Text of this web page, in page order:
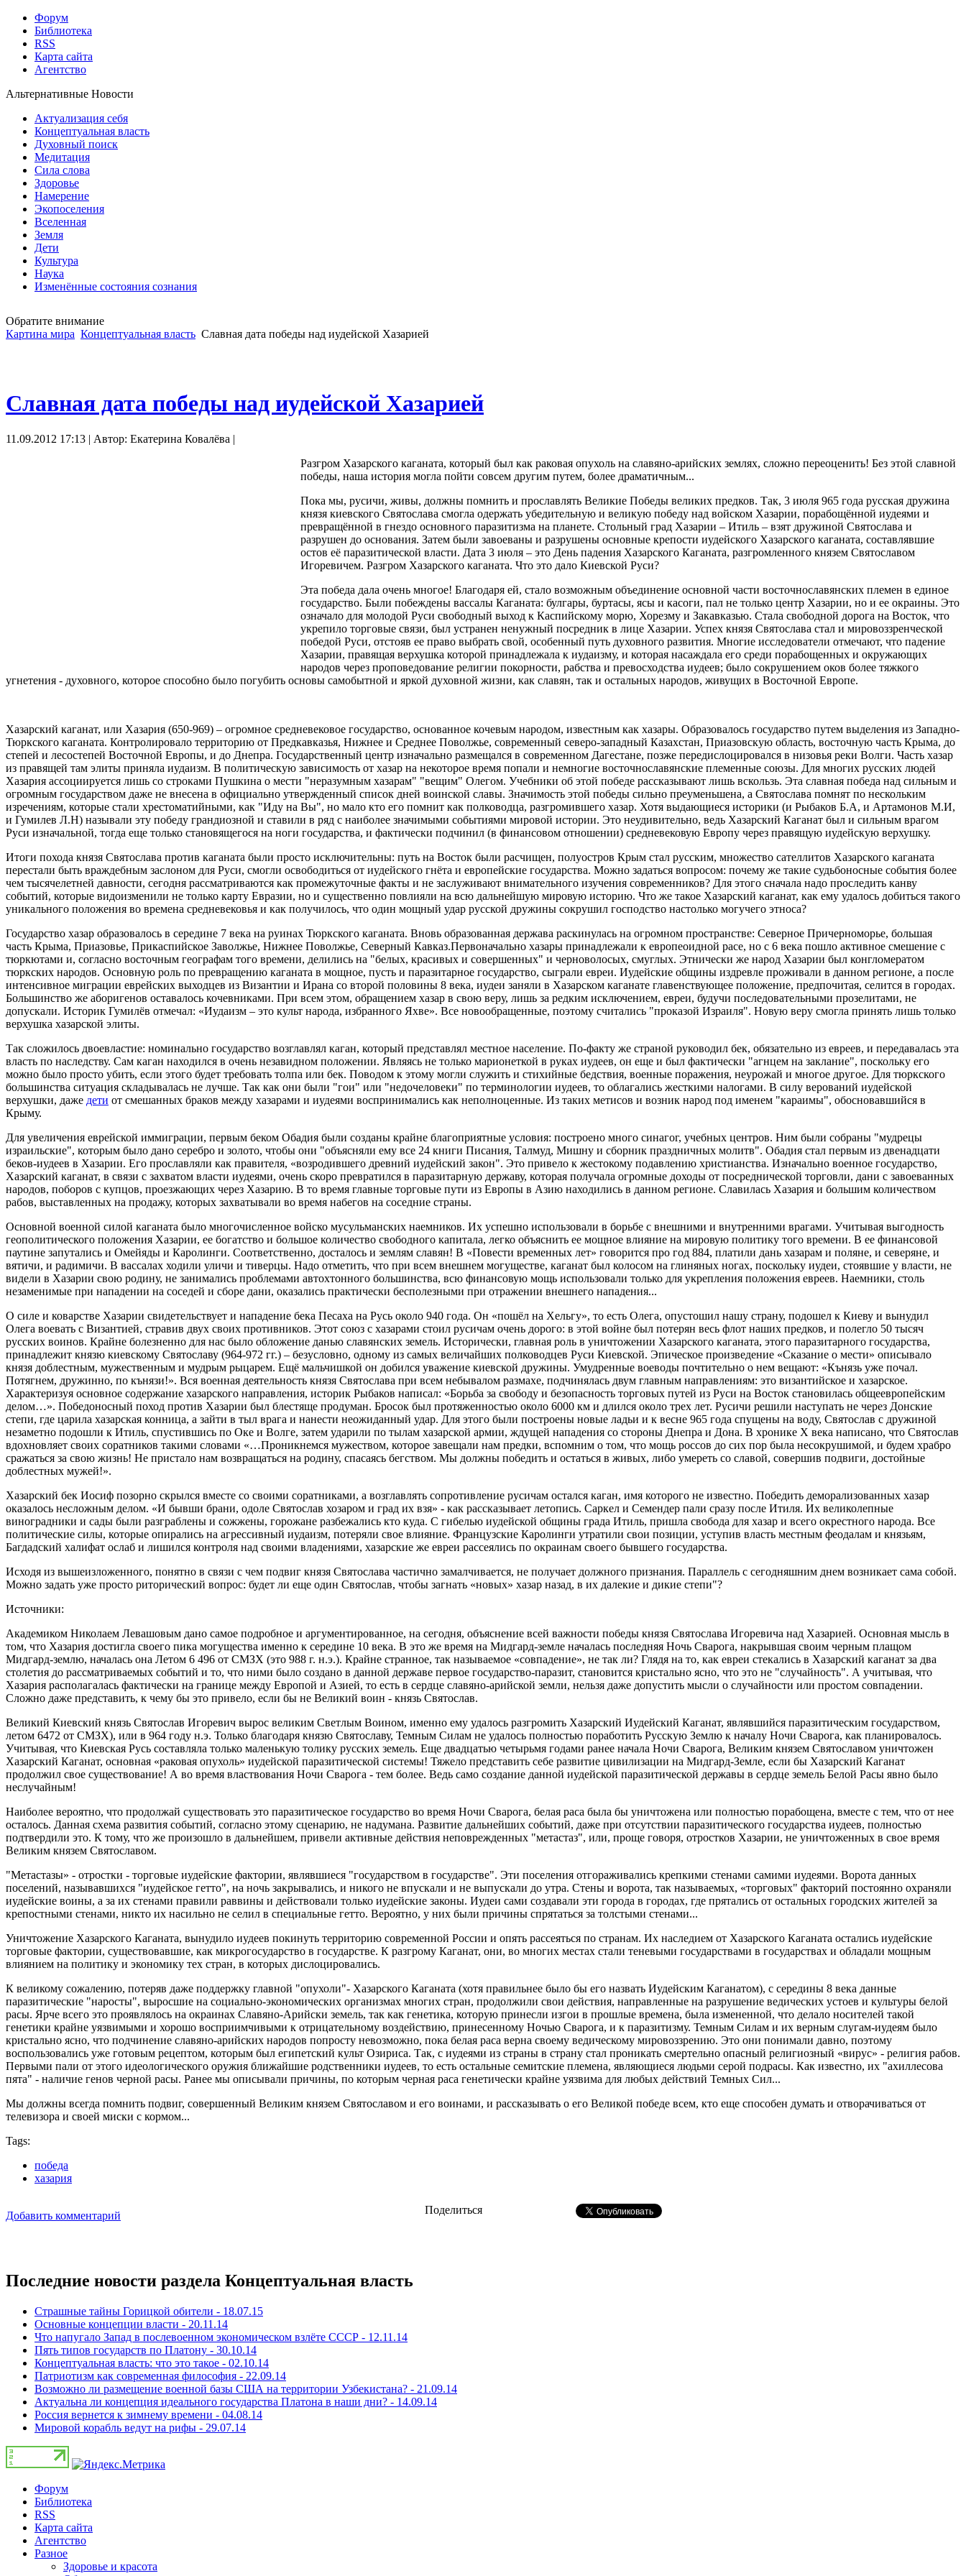
Форум
Библиотека
RSS
Карта сайта
Агентство
Альтернативные Новости
Актуализация себя
Концептуальная власть
Духовный поиск
Медитация
Сила слова
Здоровье
Намерение
Экопоселения
Вселенная
Земля
Дети
Культура
Наука
Изменённые состояния сознания
Обратите внимание
Картина мира Концептуальная власть Славная дата победы над иудейской Хазарией
Славная дата победы над иудейской Хазарией
11.09.2012 17:13 | Автор: Екатерина Ковалёва |
Разгром Хазарского каганата, который был как раковая опухоль на славяно-арийских землях, сложно переоценить! Без этой славной
победы, наша история могла пойти совсем другим путем, более драматичным...
Пока мы, русичи, живы, должны помнить и прославлять Великие Победы великих предков. Так, 3 июля 965 года русская дружина
князя киевского Святослава смогла одержать убедительную и великую победу над войском Хазарии, порабощённой иудеями и
превращённой в гнездо основного паразитизма на планете. Стольный град Хазарии – Итиль – взят дружиной Святослава и
разрушен до основания. Затем были завоеваны и разрушены основные крепости иудейского Хазарского каганата, составлявшие
остов её паразитической власти. Дата 3 июля – это День падения Хазарского Каганата, разгромленного князем Святославом
Игоревичем. Разгром Хазарского каганата. Что это дало Киевской Руси?
Эта победа дала очень многое! Благодаря ей, стало возможным объединение основной части восточнославянских племен в единое
государство. Были побеждены вассалы Каганата: булгары, буртасы, ясы и касоги, пал не только центр Хазарии, но и ее окраины. Это
означало для молодой Руси свободный выход к Каспийскому морю, Хорезму и Закавказью. Стала свободной дорога на Восток, что
укрепило торговые связи, был устранен ненужный посредник в лице Хазарии. Успех князя Святослава стал и мировоззренческой
победой Руси, отстояв ее право выбрать свой, особенный путь духовного развития. Многие исследователи отмечают, что падение
Хазарии, правящая верхушка которой принадлежала к иудаизму, и которая насаждала его среди порабощенных и окружающих
народов через проповедование религии покорности, рабства и превосходства иудеев; было сокрушением оков более тяжкого
угнетения - духовного, которое способно было погубить основы самобытной и яркой духовной жизни, как славян, так и остальных народов, живущих в Восточной Европе.
Хазарский каганат, или Хазария (650-969) – огромное средневековое государство, основанное кочевым народом, известным как хазары. Образовалось государство путем выделения из Западно-
Тюркского каганата. Контролировало территорию от Предкавказья, Нижнее и Среднее Поволжье, современный северо-западный Казахстан, Приазовскую область, восточную часть Крыма, до
степей и лесостепей Восточной Европы, и до Днепра. Государственный центр изначально размещался в современном Дагестане, позже передислоцировался в низовья реки Волги. Часть хазар
из правящей там элиты приняла иудаизм. В политическую зависимость от хазар на некоторое время попали и немногие восточнославянские племенные союзы. Для многих русских людей
Хазария ассоциируется лишь со строками Пушкина о мести "неразумным хазарам" "вещим" Олегом. Учебники об этой победе рассказывают лишь вскользь. Эта славная победа над сильным и
огромным государством даже не внесена в официально утвержденный список дней воинской славы. Значимость этой победы сильно преуменьшена, а Святослава помнят по нескольким
изречениям, которые стали хрестоматийными, как "Иду на Вы", но мало кто его помнит как полководца, разгромившего хазар. Хотя выдающиеся историки (и Рыбаков Б.А, и Артамонов М.И,
и Гумилев Л.Н) называли эту победу грандиозной и ставили в ряд с наиболее значимыми событиями мировой истории. Это неудивительно, ведь Хазарский Каганат был и сильным врагом
Руси изначальной, тогда еще только становящегося на ноги государства, и фактически подчинил (в финансовом отношении) средневековую Европу через правящую иудейскую верхушку.
Итоги похода князя Святослава против каганата были просто исключительны: путь на Восток были расчищен, полуостров Крым стал русским, множество сателлитов Хазарского каганата
перестали быть враждебным заслоном для Руси, смогли освободиться от иудейского гнёта и европейские государства. Можно задаться вопросом: почему же такие судьбоносные события более
чем тысячелетней давности, сегодня рассматриваются как промежуточные факты и не заслуживают внимательного изучения современников? Для этого сначала надо проследить канву
событий, которые видоизменили не только карту Евразии, но и существенно повлияли на всю дальнейшую мировую историю. Что же такое Хазарский каганат, как ему удалось добиться такого
уникального положения во времена средневековья и как получилось, что один мощный удар русской дружины сокрушил господство настолько могучего этноса?
Государство хазар образовалось в середине 7 века на руинах Тюркского каганата. Вновь образованная держава раскинулась на огромном пространстве: Северное Причерноморье, большая
часть Крыма, Приазовье, Прикаспийское Заволжье, Нижнее Поволжье, Северный Кавказ.Первоначально хазары принадлежали к европеоидной расе, но с 6 века пошло активное смешение с
тюркютами и, согласно восточным географам того времени, делились на "белых, красивых и совершенных" и черноволосых, смуглых. Этнически же народ Хазарии был конгломератом
тюркских народов. Основную роль по превращению каганата в мощное, пусть и паразитарное государство, сыграли евреи. Иудейские общины издревле проживали в данном регионе, а после
интенсивное миграции еврейских выходцев из Византии и Ирана со второй половины 8 века, иудеи заняли в Хазарском каганате главенствующее положение, предпочитая, селится в городах.
Большинство же аборигенов оставалось кочевниками. При всем этом, обращением хазар в свою веру, лишь за редким исключением, евреи, будучи последовательными прозелитами, не
допускали. Историк Гумилёв отмечал: «Иудаизм – это культ народа, избранного Яхве». Все новообращенные, поэтому считались "проказой Израиля". Новую веру смогла принять лишь только
верхушка хазарской элиты.
Так сложилось двоевластие: номинально государство возглавлял каган, который представлял местное население. По-факту же страной руководил бек, обязательно из евреев, и передавалась эта
власть по наследству. Сам каган находился в очень незавидном положении. Являясь не только марионеткой в руках иудеев, он еще и был фактически "агнцем на заклание", поскольку его
можно было просто убить, если этого будет требовать толпа или бек. Поводом к этому могли служить и стихийные бедствия, военные поражения, неурожай и многое другое. Для тюркского
большинства ситуация складывалась не лучше. Так как они были "гои" или "недочеловеки" по терминологии иудеев, то облагались жесткими налогами. В силу верований иудейской
верхушки, даже дети от смешанных браков между хазарами и иудеями воспринимались как неполноценные. Из таких метисов и возник народ под именем "караимы", обосновавшийся в
Крыму.
Для увеличения еврейской иммиграции, первым беком Обадия были созданы крайне благоприятные условия: построено много синагог, учебных центров. Ним были собраны "мудрецы
израильские", которым было дано серебро и золото, чтобы они "объясняли ему все 24 книги Писания, Талмуд, Мишну и сборник праздничных молитв". Обадия стал первым из двенадцати
беков-иудеев в Хазарии. Его прославляли как правителя, «возродившего древний иудейский закон". Это привело к жестокому подавлению христианства. Изначально военное государство,
Хазарский каганат, в связи с захватом власти иудеями, очень скоро превратился в паразитарную державу, которая получала огромные доходы от посреднической торговли, дани с завоеванных
народов, поборов с купцов, проезжающих через Хазарию. В то время главные торговые пути из Европы в Азию находились в данном регионе. Славилась Хазария и большим количеством
рабов, выставленных на продажу, которых захватывали во время набегов на соседние страны.
Основной военной силой каганата было многочисленное войско мусульманских наемников. Их успешно использовали в борьбе с внешними и внутренними врагами. Учитывая выгодность
геополитического положения Хазарии, ее богатство и большое количество свободного капитала, легко объяснить ее мощное влияние на мировую политику того времени. В ее финансовой
паутине запутались и Омейяды и Каролинги. Соответственно, досталось и землям славян! В «Повести временных лет» говорится про год 884, платили дань хазарам и поляне, и северяне, и
вятичи, и радимичи. В вассалах ходили уличи и тиверцы. Надо отметить, что при всем внешнем могуществе, каганат был колосом на глиняных ногах, поскольку иудеи, стоявшие у власти, не
видели в Хазарии свою родину, не занимались проблемами автохтонного большинства, всю финансовую мощь использовали только для укрепления положения евреев. Наемники, столь
незаменимые при нападении на соседей и сборе дани, оказались практически бесполезными при отражении внешнего нападения...
О силе и коварстве Хазарии свидетельствует и нападение бека Песаха на Русь около 940 года. Он «пошёл на Хельгу», то есть Олега, опустошил нашу страну, подошел к Киеву и вынудил
Олега воевать с Византией, стравив двух своих противников. Этот союз с хазарами стоил русичам очень дорого: в этой войне был потерян весь флот наших предков, и полегло 50 тысяч
русских воинов. Крайне болезненно для нас было обложение данью славянских земель. Исторически, главная роль в уничтожении Хазарского каганата, этого паразитарного государства,
принадлежит князю киевскому Святославу (964-972 гг.) – безусловно, одному из самых величайших полководцев Руси Киевской. Эпическое произведение «Сказание о мести» описывало
князя доблестным, мужественным и мудрым рыцарем. Ещё мальчишкой он добился уважение киевской дружины. Умудренные воеводы почтительно о нем вещают: «Кънязь уже почал.
Потягнем, дружинно, по кънязи!». Вся военная деятельность князя Святослава при всем небывалом размахе, подчинялась двум главным направлениям: это византийское и хазарское.
Характеризуя основное содержание хазарского направления, историк Рыбаков написал: «Борьба за свободу и безопасность торговых путей из Руси на Восток становилась общеевропейским
делом…». Победоносный поход против Хазарии был блестяще продуман. Бросок был протяженностью около 6000 км и длился около трех лет. Русичи решили наступать не через Донские
степи, где царила хазарская конница, а зайти в тыл врага и нанести неожиданный удар. Для этого были построены новые ладьи и к весне 965 года спущены на воду, Святослав с дружиной
незаметно подошли к Итиль, спустившись по Оке и Волге, затем ударили по тылам хазарской армии, ждущей нападения со стороны Днепра и Дона. В хронике Х века написано, что Святослав
вдохновляет своих соратников такими словами «…Проникнемся мужеством, которое завещали нам предки, вспомним о том, что мощь россов до сих пор была несокрушимой, и будем храбро
сражаться за свою жизнь! Не пристало нам возвращаться на родину, спасаясь бегством. Мы должны победить и остаться в живых, либо умереть со славой, совершив подвиги, достойные
доблестных мужей!».
Хазарский бек Иосиф позорно скрылся вместе со своими соратниками, а возглавлять сопротивление русичам остался каган, имя которого не известно. Победить деморализованных хазар
оказалось несложным делом. «И бывши брани, одоле Святослав хозаром и град их взя» - как рассказывает летопись. Саркел и Семендер пали сразу после Итиля. Их великолепные
виноградники и сады были разграблены и сожжены, горожане разбежались кто куда. С гибелью иудейской общины града Итиль, пришла свобода для хазар и всего окрестного народа. Все
политические силы, которые опирались на агрессивный иудаизм, потеряли свое влияние. Французские Каролинги утратили свои позиции, уступив власть местным феодалам и князьям,
Багдадский халифат ослаб и лишился контроля над своими владениями, хазарские же евреи рассеялись по окраинам своего бывшего государства.
Исходя из вышеизложенного, понятно в связи с чем подвиг князя Святослава частично замалчивается, не получает должного признания. Параллель с сегодняшним днем возникает сама собой.
Можно задать уже просто риторический вопрос: будет ли еще один Святослав, чтобы загнать «новых» хазар назад, в их далекие и дикие степи"?
Источники:
Академиком Николаем Левашовым дано самое подробное и аргументированное, на сегодня, объяснение всей важности победы князя Святослава Игоревича над Хазарией. Основная мысль в
том, что Хазария достигла своего пика могущества именно к середине 10 века. В это же время на Мидгард-земле началась последняя Ночь Сварога, накрывшая своим черным плащом
Мидгард-землю, началась она Летом 6 496 от СМЗХ (это 988 г. н.э.). Крайне странное, так называемое «совпадение», не так ли? Глядя на то, как евреи стекались в Хазарский каганат за два
столетия до рассматриваемых событий и то, что ними было создано в данной державе первое государство-паразит, становится кристально ясно, что это не "случайность". А учитывая, что
Хазария располагалась фактически на границе между Европой и Азией, то есть в сердце славяно-арийской земли, нельзя даже допустить мысли о случайности или простом совпадении.
Сложно даже представить, к чему бы это привело, если бы не Великий воин - князь Святослав.
Великий Киевский князь Святослав Игоревич вырос великим Светлым Воином, именно ему удалось разгромить Хазарский Иудейский Каганат, являвшийся паразитическим государством,
летом 6472 от СМЗХ), или в 964 году н.э. Только благодаря князю Святославу, Темным Силам не удалось полностью поработить Русскую Землю к началу Ночи Сварога, как планировалось.
Учитывая, что Киевская Русь составляла только маленькую толику русских земель. Еще двадцатью четырьмя годами ранее начала Ночи Сварога, Великим князем Святославом уничтожен
Хазарский Каганат, основная «раковая опухоль» иудейской паразитической системы! Тяжело представить себе развитие цивилизации на Мидгард-Земле, если бы Хазарский Каганат
продолжил свое существование! А во время властвования Ночи Сварога - тем более. Ведь само создание данной иудейской паразитической державы в сердце земель Белой Расы явно было
неслучайным!
Наиболее вероятно, что продолжай существовать это паразитическое государство во время Ночи Сварога, белая раса была бы уничтожена или полностью порабощена, вместе с тем, что от нее
осталось. Данная схема развития событий, согласно этому сценарию, не надумана. Развитие дальнейших событий, даже при отсутствии паразитического государства иудеев, полностью
подтвердили это. К тому, что же произошло в дальнейшем, привели активные действия неповрежденных "метастаз", или, проще говоря, отростков Хазарии, не уничтоженных в свое время
Великим князем Святославом.
"Метастазы» - отростки - торговые иудейские фактории, являвшиеся "государством в государстве". Эти поселения отгораживались крепкими стенами самими иудеями. Ворота данных
поселений, называвшихся "иудейское гетто", на ночь закрывались, и никого не впускали и не выпускали до утра. Стены и ворота, так называемых, «торговых" факторий постоянно охраняли
иудейские воины, а за их стенами правили раввины и действовали только иудейские законы. Иудеи сами создавали эти города в городах, где прятались от остальных городских жителей за
крепостными стенами, никто их насильно не селил в специальные гетто. Вероятно, у них были причины спрятаться за толстыми стенами...
Уничтожение Хазарского Каганата, вынудило иудеев покинуть территорию современной России и опять рассеяться по странам. Их наследием от Хазарского Каганата остались иудейские
торговые фактории, существовавшие, как микрогосударство в государстве. К разгрому Каганат, они, во многих местах стали теневыми государствами в государствах и обладали мощным
влиянием на политику и экономику тех стран, в которых дислоцировались.
К великому сожалению, потеряв даже поддержку главной "опухоли"- Хазарского Каганата (хотя правильнее было бы его назвать Иудейским Каганатом), с середины 8 века данные
паразитические "наросты", выросшие на социально-экономических организмах многих стран, продолжили свои действия, направленные на разрушение ведических устоев и культуры белой
расы. Ярче всего это проявлялось на окраинах Славяно-Арийски земель, так как генетика, которую принесли изгои в прошлые времена, была измененной, что делало носителей такой
генетики крайне уязвимыми и хорошо восприимчивыми к отрицательному воздействию, принесенному Ночью Сварога, и к паразитизму. Темным Силам и их верным слугам-иудеям было
кристально ясно, что подчинение славяно-арийских народов попросту невозможно, пока белая раса верна своему ведическому мировоззрению. Это они понимали давно, поэтому
воспользовались уже готовым рецептом, которым был египетский культ Озириса. Так, с иудеями из страны в страну стал проникать смертельно опасный религиозный «вирус» - религия рабов.
Первыми пали от этого идеологического оружия ближайшие родственники иудеев, то есть остальные семитские племена, являющиеся людьми серой подрасы. Как известно, их "ахиллесова
пята" - наличие генов черной расы. Ранее мы описывали причины, по которым черная раса генетически крайне уязвима для любых действий Темных Сил...
Мы должны всегда помнить подвиг, совершенный Великим князем Святославом и его воинами, и рассказывать о его Великой победе всем, кто еще способен думать и отворачиваться от
телевизора и своей миски с кормом...
Tags:
победа
хазария
Поделиться
Добавить комментарий
Последние новости раздела Концептуальная власть
Страшные тайны Горицкой обители - 18.07.15
Основные концепции власти - 20.11.14
Что напугало Запад в послевоенном экономическом взлёте СССР - 12.11.14
Пять типов государств по Платону - 30.10.14
Концептуальная власть: что это такое - 02.10.14
Патриотизм как современная философия - 22.09.14
Возможно ли размещение военной базы США на территории Узбекистана? - 21.09.14
Актуальна ли концепция идеального государства Платона в наши дни? - 14.09.14
Россия вернется к зимнему времени - 04.08.14
Мировой корабль ведут на рифы - 29.07.14
Форум
Библиотека
RSS
Карта сайта
Агентство
Разное
Здоровье и красота